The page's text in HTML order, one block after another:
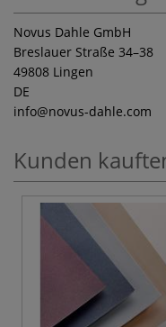
Novus Dahle GmbH
Breslauer Straße 34–38
49808 Lingen
DE
info@novus-dahle.com
Kunden